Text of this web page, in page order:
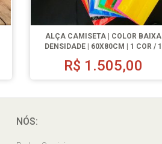
ALÇA CAMISETA | COLOR BAIXA
DENSIDADE | 60X80CM | 1 COR / 1
LADO | 500 UN.
R$ 1.505,00
NÓS: